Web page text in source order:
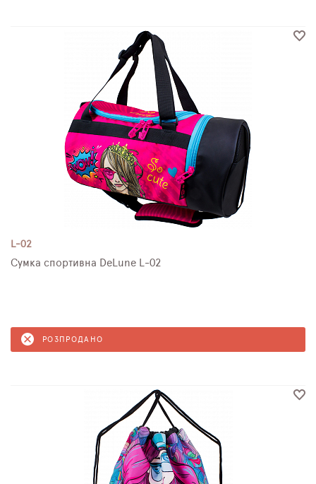
L-02
Сумка спортивна DeLune L-02
РОЗПРОДАНО